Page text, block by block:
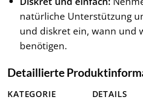
natürliche Unterstützung
und diskret ein, wann und
benötigen.
Detaillierte
KATEGORIE DETAILS